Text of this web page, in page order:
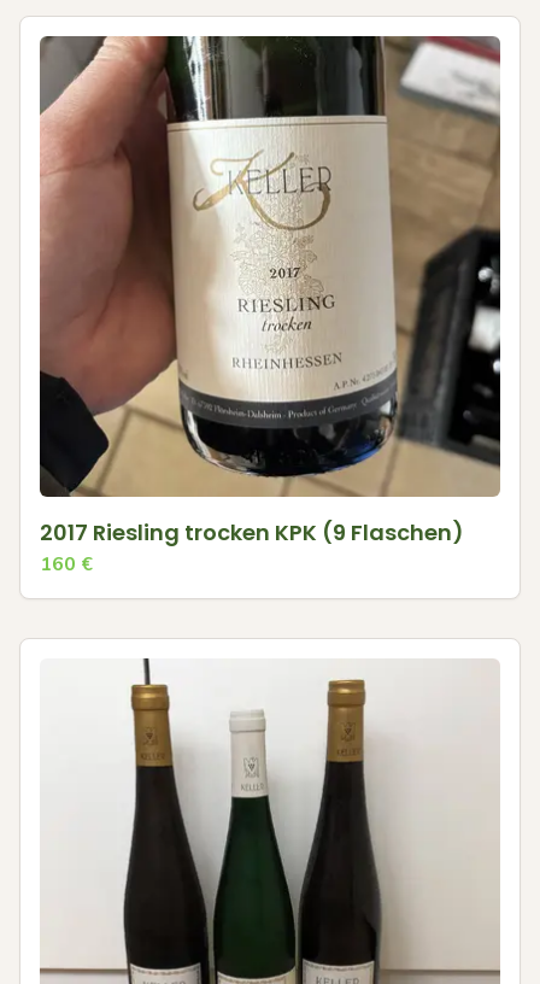
2017 Riesling trocken KPK (9 Flaschen)
160 €